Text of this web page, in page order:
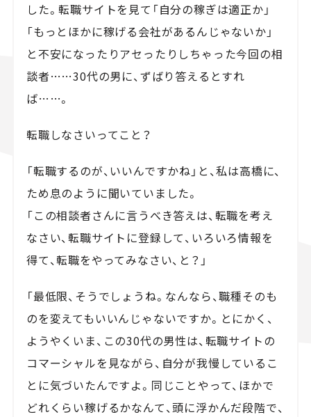
した。転職サイトを見て「自分の稼ぎは適正か」
「もっとほかに稼げる会社があるんじゃないか」
と不安になったりアセったりしちゃった今回の相
談者……30代の男に、ずばり答えるとすれ
ば……。
転職しなさいってこと？
「転職するのが、いいんですかね」と、私は高橋に、
ため息のように聞いていました。
「この相談者さんに言うべき答えは、転職を考え
なさい、転職サイトに登録して、いろいろ情報を
得て、転職をやってみなさい、と？」
「最低限、そうでしょうね。なんなら、職種そのも
のを変えてもいいんじゃないですか。とにかく、
ようやくいま、この30代の男性は、転職サイトの
コマーシャルを見ながら、自分が我慢しているこ
とに気づいたんですよ。同じことやって、ほかで
どれくらい稼げるかなんて、頭に浮かんだ段階で、